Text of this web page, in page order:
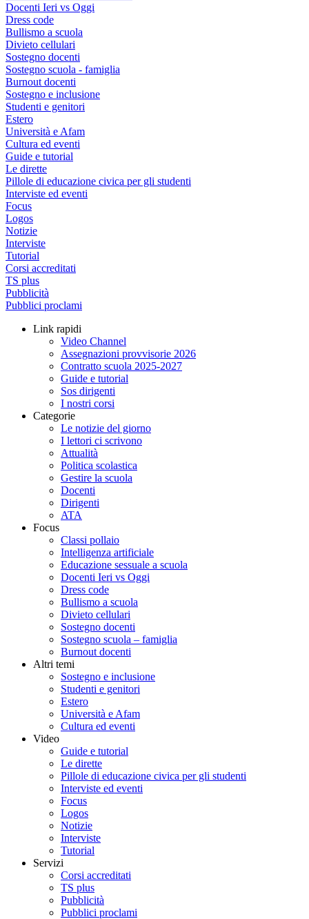
Docenti Ieri vs Oggi
Dress code
Bullismo a scuola
Divieto cellulari
Sostegno docenti
Sostegno scuola - famiglia
Burnout docenti
Sostegno e inclusione
Studenti e genitori
Estero
Università e Afam
Cultura ed eventi
Guide e tutorial
Le dirette
Pillole di educazione civica per gli studenti
Interviste ed eventi
Focus
Logos
Notizie
Interviste
Tutorial
Corsi accreditati
TS plus
Pubblicità
Pubblici proclami
Link rapidi
Video Channel
Assegnazioni provvisorie 2026
Contratto scuola 2025-2027
Guide e tutorial
Sos dirigenti
I nostri corsi
Categorie
Le notizie del giorno
I lettori ci scrivono
Attualità
Politica scolastica
Gestire la scuola
Docenti
Dirigenti
ATA
Focus
Classi pollaio
Intelligenza artificiale
Educazione sessuale a scuola
Docenti Ieri vs Oggi
Dress code
Bullismo a scuola
Divieto cellulari
Sostegno docenti
Sostegno scuola – famiglia
Burnout docenti
Altri temi
Sostegno e inclusione
Studenti e genitori
Estero
Università e Afam
Cultura ed eventi
Video
Guide e tutorial
Le dirette
Pillole di educazione civica per gli studenti
Interviste ed eventi
Focus
Logos
Notizie
Interviste
Tutorial
Servizi
Corsi accreditati
TS plus
Pubblicità
Pubblici proclami